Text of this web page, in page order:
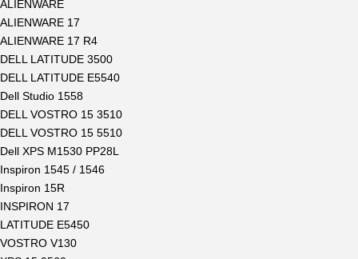
ALIENWARE
ALIENWARE 17
ALIENWARE 17 R4
DELL LATITUDE 3500
DELL LATITUDE E5540
Dell Studio 1558
DELL VOSTRO 15 3510
DELL VOSTRO 15 5510
Dell XPS M1530 PP28L
Inspiron 1545 / 1546
Inspiron 15R
INSPIRON 17
LATITUDE E5450
VOSTRO V130